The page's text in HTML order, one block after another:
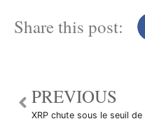
Share this post:
PREVIOUS